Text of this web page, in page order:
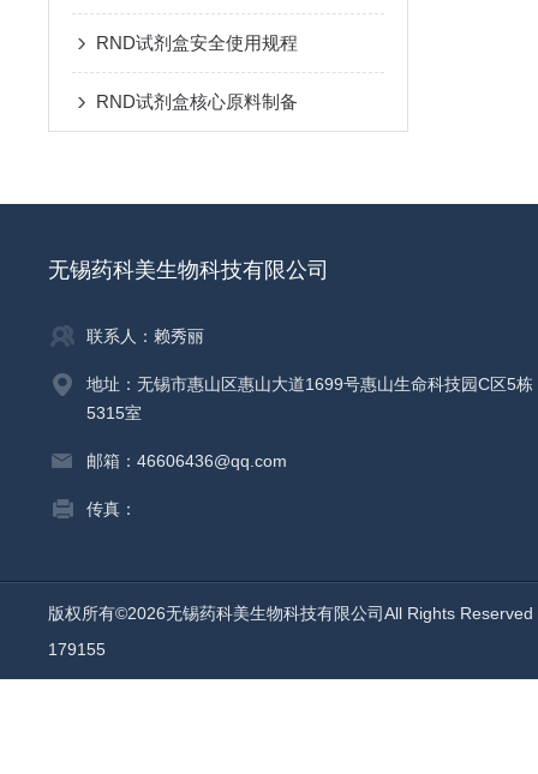
RND试剂盒安全使用规程
RND试剂盒核心原料制备
无锡药科美生物科技有限公司
联系人：赖秀丽
地址：无锡市惠山区惠山大道1699号惠山生命科技园C区5栋
5315室
邮箱：46606436@qq.com
传真：
版权所有©2026无锡药科美生物科技有限公司All Rights
179155